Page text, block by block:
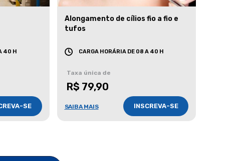
40 H
SE
Alongamento de cílios fio a fio e
tufos
CARGA HORÁRIA DE 08 A 40 H
Taxa única de
R$ 79,90
SAIBA MAIS INSCREVA-SE